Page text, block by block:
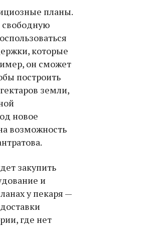
планы.
которые
он сможет
построить
земли,
новое
возможность
закупить
и
у пекаря —
где нет
СВО дроны и технику связи
Владимир Якушев сопровождает грузы
для бойцов СВО с самого начала
спецоперации.